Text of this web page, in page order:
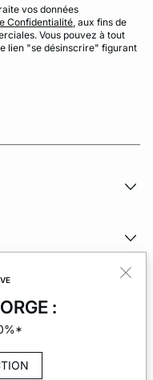
:
vos données
Confidentialité, aux fins de
Vous pouvez à tout
lien "se désinscrire" figurant
reserved.